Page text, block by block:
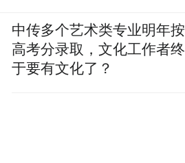
中传多个艺术类专业明年按
高考分录取，文化工作者终
于要有文化了？